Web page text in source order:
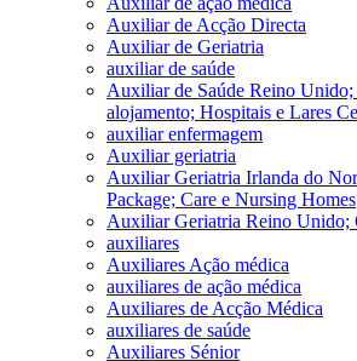
Auxiliar de Acção Directa
Auxiliar de Geriatria
auxiliar de saúde
Auxiliar de Saúde Reino Unido;
alojamento; Hospitais e Lares
auxiliar enfermagem
Auxiliar geriatria
Auxiliar Geriatria Irlanda do
Package; Care e Nursing Homes
Auxiliar Geriatria Reino Unido;
auxiliares
Auxiliares Ação médica
auxiliares de ação médica
Auxiliares de Acção Médica
auxiliares de saúde
Auxiliares Sénior